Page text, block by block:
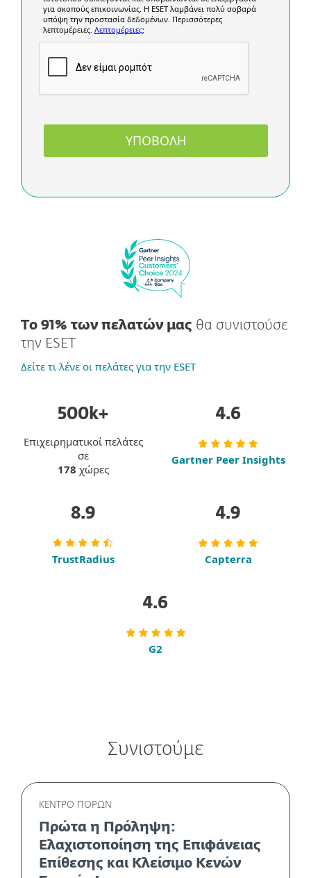
Το 91% των πελατών μας θα συνιστούσε
την ESET
Δείτε τι λένε οι πελάτες για την ESET
500k+
Επιχειρηματικοί πελάτες
σε
178 χώρες
4.6
Gartner Peer Insights
8.9
TrustRadius
4.9
Capterra
4.6
G2
Συνιστούμε
ΚΕΝΤΡΟ ΠΟΡΩΝ
Πρώτα η Πρόληψη:
Ελαχιστοποίηση της Επιφάνειας
Επίθεσης και Κλείσιμο Κενών